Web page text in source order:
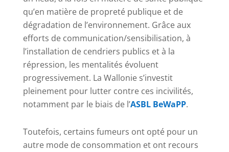
qu’en matière de propreté publique et de
dégradation de l’environnement. Grâce aux
efforts de communication/sensibilisation, à
l’installation de cendriers publics et à la
répression, les mentalités évoluent
progressivement. La Wallonie s’investit
pleinement pour lutter contre ces incivilités,
notamment par le biais de l’ASBL BeWaPP.
Toutefois, certains fumeurs ont opté pour un
autre mode de consommation et ont recours